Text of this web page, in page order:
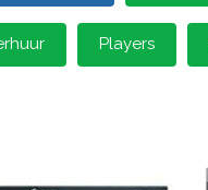
Players